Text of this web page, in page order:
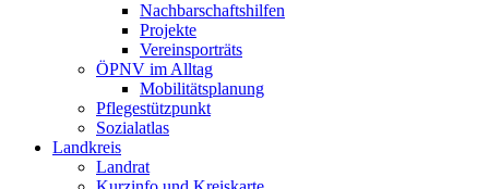
Nachbarschaftshilfen
Projekte
Vereinsporträts
ÖPNV im Alltag
Mobilitätsplanung
Pflegestützpunkt
Sozialatlas
Landkreis
Landrat